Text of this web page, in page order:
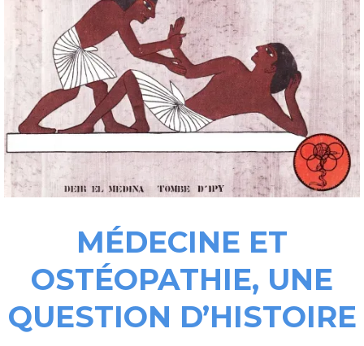
MÉDECINE ET
OSTÉOPATHIE, UNE
QUESTION D’HISTOIRE